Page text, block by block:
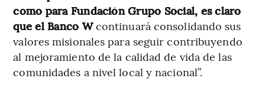
como para Fundación Grupo Social, es claro
que el Banco Wcontinuará consolidando sus
valores misionales para seguir contribuyendo
al mejoramiento de la calidad de vida de las
comunidades a nivel local y nacional”.